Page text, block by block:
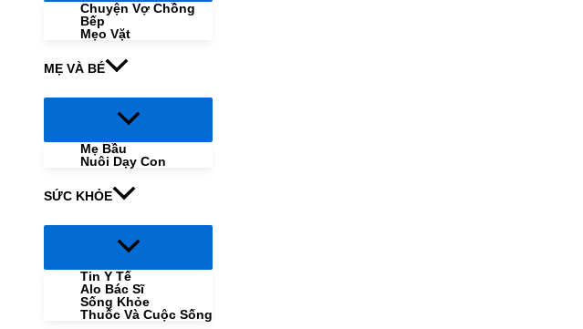
Chuyện Vợ Chồng
Bếp
Mẹo Vặt
MẸ VÀ BÉ
Menu
Mẹ Bầu
Nuôi Dạy Con
SỨC KHỎE
Menu
Tin Y Tế
Alo Bác Sĩ
Sống Khỏe
Thuốc Và Cuộc Sống